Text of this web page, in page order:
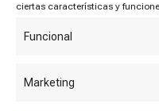
ciertas características y
Funcional
Marketing
Newsletter